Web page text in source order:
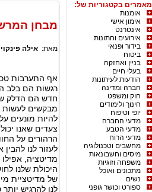
מאמרים בקטגוריות של:
אומנות
אימון אישי
אינטרנט
אירועים וחתונות
בידור ופנאי
ביטוח
בניין ואחזקה
בעלי חיים
הודעות לעיתונות
חברה ומדינה
חוק ומשפט
חינוך ולימודים
יופי וטיפוח
מדעי החברה
מדעי הטבע
מדעי הרוח
מחשבים וטכנולוגיה
מיסים וחשבונאות
משפחה וזוגיות
מתכונים ואוכל
נשים
ספורט וכושר גופני
מבחן
מאת: אילה
אף התערבות
רגשות הם בלב
חדש הם הדלק
מבקשים לעשות
להיות מונעים
צעדים שאנו
הרהורים על
לעזור לנו
מדיטציה,
היכולת שלנו
של מדיטציית
לנו להרגיש יותר